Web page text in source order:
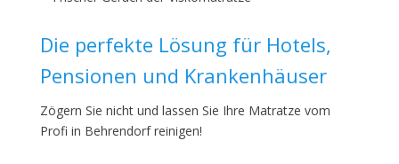
Die perfekte Lösung für Hotels,
Pensionen und Krankenhäuser
Zögern Sie nicht und lassen Sie Ihre Matratze vom
Profi in Behrendorf reinigen!